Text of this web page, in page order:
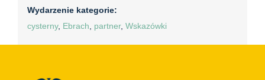
Wydarzenie kategorie:
cysterny, Ebrach, partner, Wskazówki